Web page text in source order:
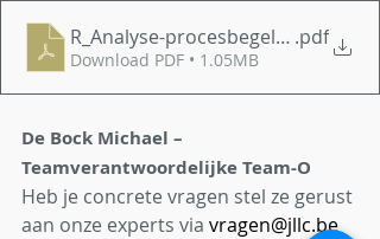
R_Analyse-procesbegeleiding-
.pdf
Download PDF • 1.05MB
De Bock Michael –
Teamverantwoordelijke Team-O
Heb je concrete vragen stel ze gerust
aan onze experts via vragen@jllc.be